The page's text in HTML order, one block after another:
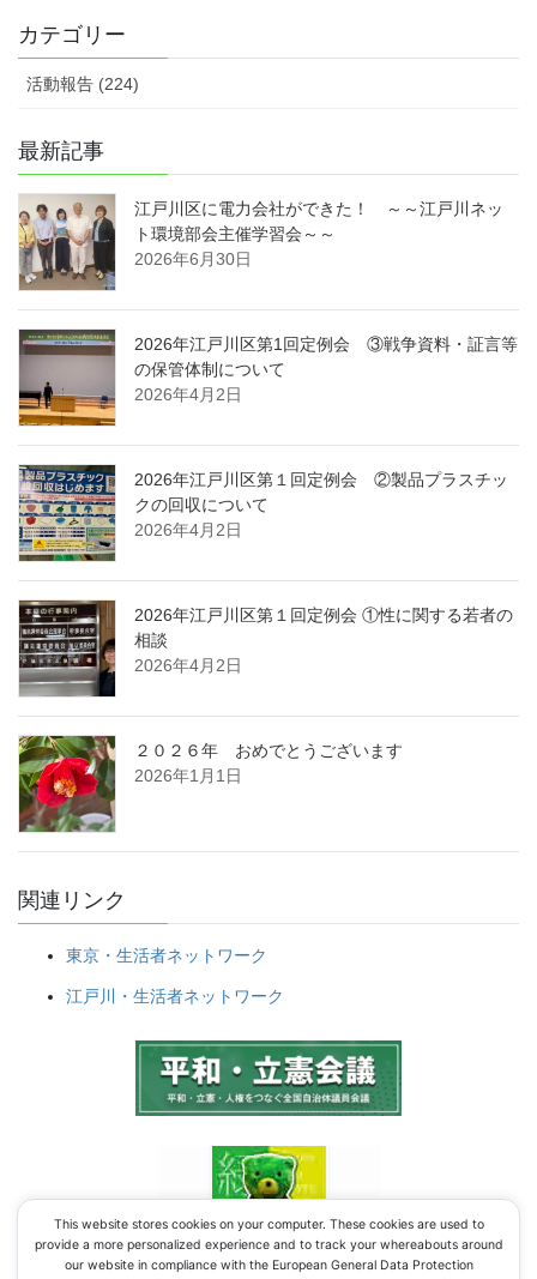
活
報
カテゴリー
活動報告 (224)
最新記事
江戸川区に電力会社ができた！ ～～江戸川ネッ
ト環境部会主催学習会～～
2026年6月30日
2026年江戸川区第1回定例会 ③戦争資料・証言等
の保管体制について
2026年4月2日
2026年江戸川区第１回定例会 ②製品プラスチッ
クの回収について
2026年4月2日
2026年江戸川区第１回定例会 ①性に関する若者の
相談
2026年4月2日
２０２６年 おめでとうございます
2026年1月1日
関連リンク
東京・生活者ネットワーク
江戸川・生活者ネットワーク
This website stores cookies on your computer. These cookies are used to
provide a more personalized experience and to track your whereabouts around
our website in compliance with the European General Data Protection